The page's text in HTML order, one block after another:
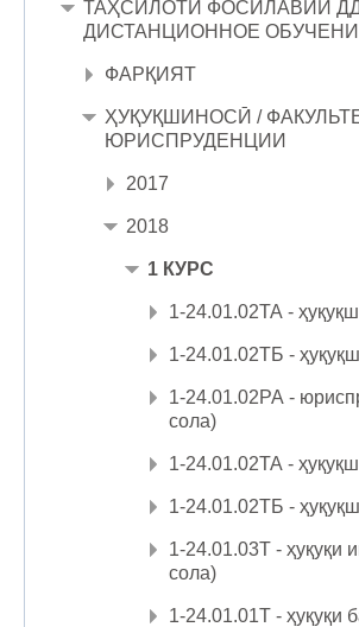
ТАҲСИЛОТИ ФОСИЛАВИИ
ДИСТАНЦИОННОЕ
ФАРҚИЯТ
ҲУҚУҚШИНОСӢ /
ЮРИСПРУДЕНЦИИ
2017
2018
1 КУРС
1-24.01.02ТА -
1-24.01.02ТБ -
1-24.01.02РА -
сола)
1-24.01.02ТА -
1-24.01.02ТБ -
1-24.01.03Т - ҳуқуқи
сола)
1-24.01.01Т - ҳуқуқи